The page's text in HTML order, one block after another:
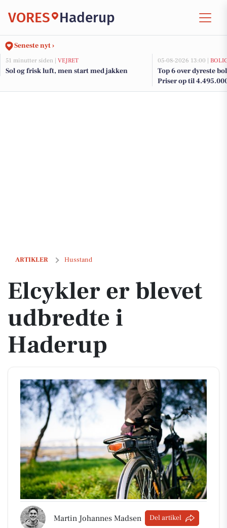
VORES Haderup
Seneste nyt ›
51 minutter siden | VEJRET
Sol og frisk luft, men start med jakken
05-08-2026 13:00 |
Top 6 over dyreste
Priser op til
ARTIKLER Husstand
Elcykler er blevet udbredte i Haderup
Elcykler er blevet
udbredte i
Haderup
Martin Johannes Madsen Del artikel